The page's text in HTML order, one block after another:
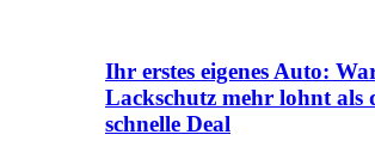
Ihr erstes eigenes Auto:
Lackschutz mehr lohnt als
schnelle Deal